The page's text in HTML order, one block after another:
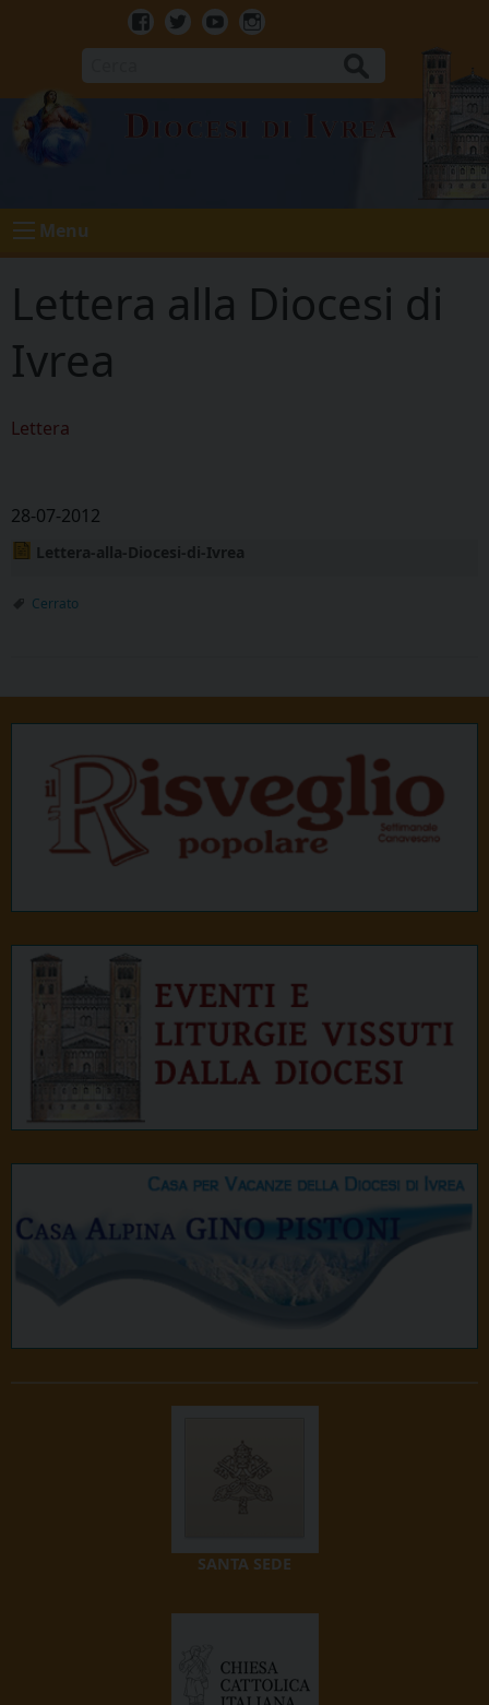
Facebook
TwitterYoutubeInstagram
Diocesi di Ivrea
Menu
Lettera alla Diocesi di
Ivrea
Lettera
28-07-2012
Lettera-alla-Diocesi-di-Ivrea
Cerrato
SANTA SEDE